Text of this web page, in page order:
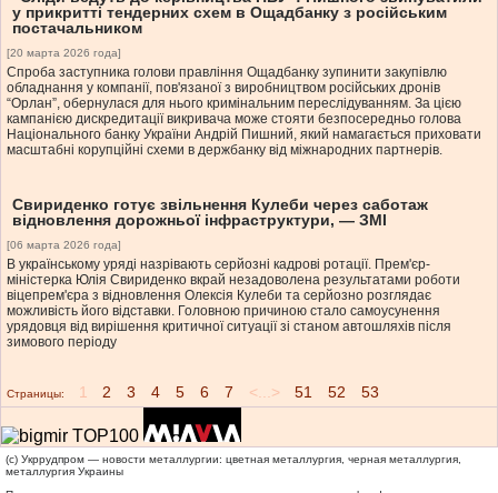
у прикритті тендерних схем в Ощадбанку з російським
постачальником
[20 марта 2026 года]
Спроба заступника голови правління Ощадбанку зупинити закупівлю
обладнання у компанії, пов'язаної з виробництвом російських дронів
“Орлан”, обернулася для нього кримінальним переслідуванням. За цією
кампанією дискредитації викривача може стояти безпосередньо голова
Національного банку України Андрій Пишний, який намагається приховати
масштабні корупційні схеми в держбанку від міжнародних партнерів.
Свириденко готує звільнення Кулеби через саботаж
відновлення дорожньої інфраструктури, — ЗМІ
[06 марта 2026 года]
В українському уряді назрівають серйозні кадрові ротації. Прем'єр-
міністерка Юлія Свириденко вкрай незадоволена результатами роботи
віцепрем'єра з відновлення Олексія Кулеби та серйозно розглядає
можливість його відставки. Головною причиною стало самоусунення
урядовця від вирішення критичної ситуації зі станом автошляхів після
зимового періоду
Страницы: 1 2 3 4 5 6 7 <...> 51 52 53
(c) Укррудпром — новости металлургии: цветная металлургия, черная металлургия,
металлургия Украины